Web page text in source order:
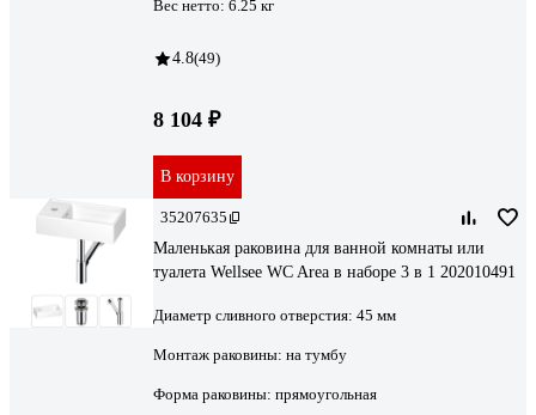
Вес нетто: 6.25 кг
4.8(49)
8 104 ₽
В корзину
35207635
Маленькая раковина для ванной комнаты или
туалета Wellsee WC Area в наборе 3 в 1 202010491
Диаметр сливного отверстия: 45 мм
Монтаж раковины: на тумбу
Форма раковины: прямоугольная